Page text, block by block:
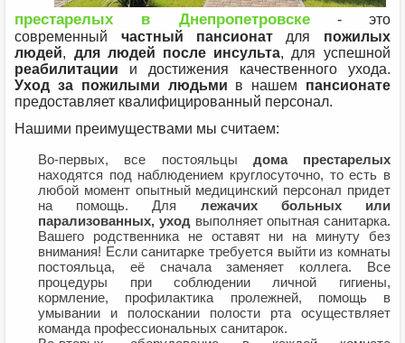
престарелых в Днепропетровске- это
современный частный пансионат для пожилых
людей, для людей после инсульта, для успешной
реабилитации и достижения качественного ухода.
Уход за пожилыми людьми в нашем пансионате
предоставляет квалифицированный персонал.
Нашими преимуществами мы считаем:
Во-первых, все постояльцы дома престарелых
находятся под наблюдением круглосуточно, то есть в
любой момент опытный медицинский персонал придет
на помощь. Для лежачих больных или
парализованных, уход выполняет опытная санитарка.
Вашего родственника не оставят ни на минуту без
внимания! Если санитарке требуется выйти из комнаты
постояльца, её сначала заменяет коллега. Все
процедуры при соблюдении личной гигиены,
кормление, профилактика пролежней, помощь в
умывании и полоскании полости рта осуществляет
команда профессиональных санитарок.